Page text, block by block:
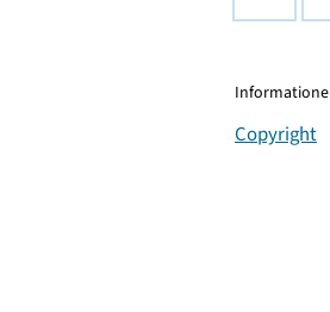
Copyright